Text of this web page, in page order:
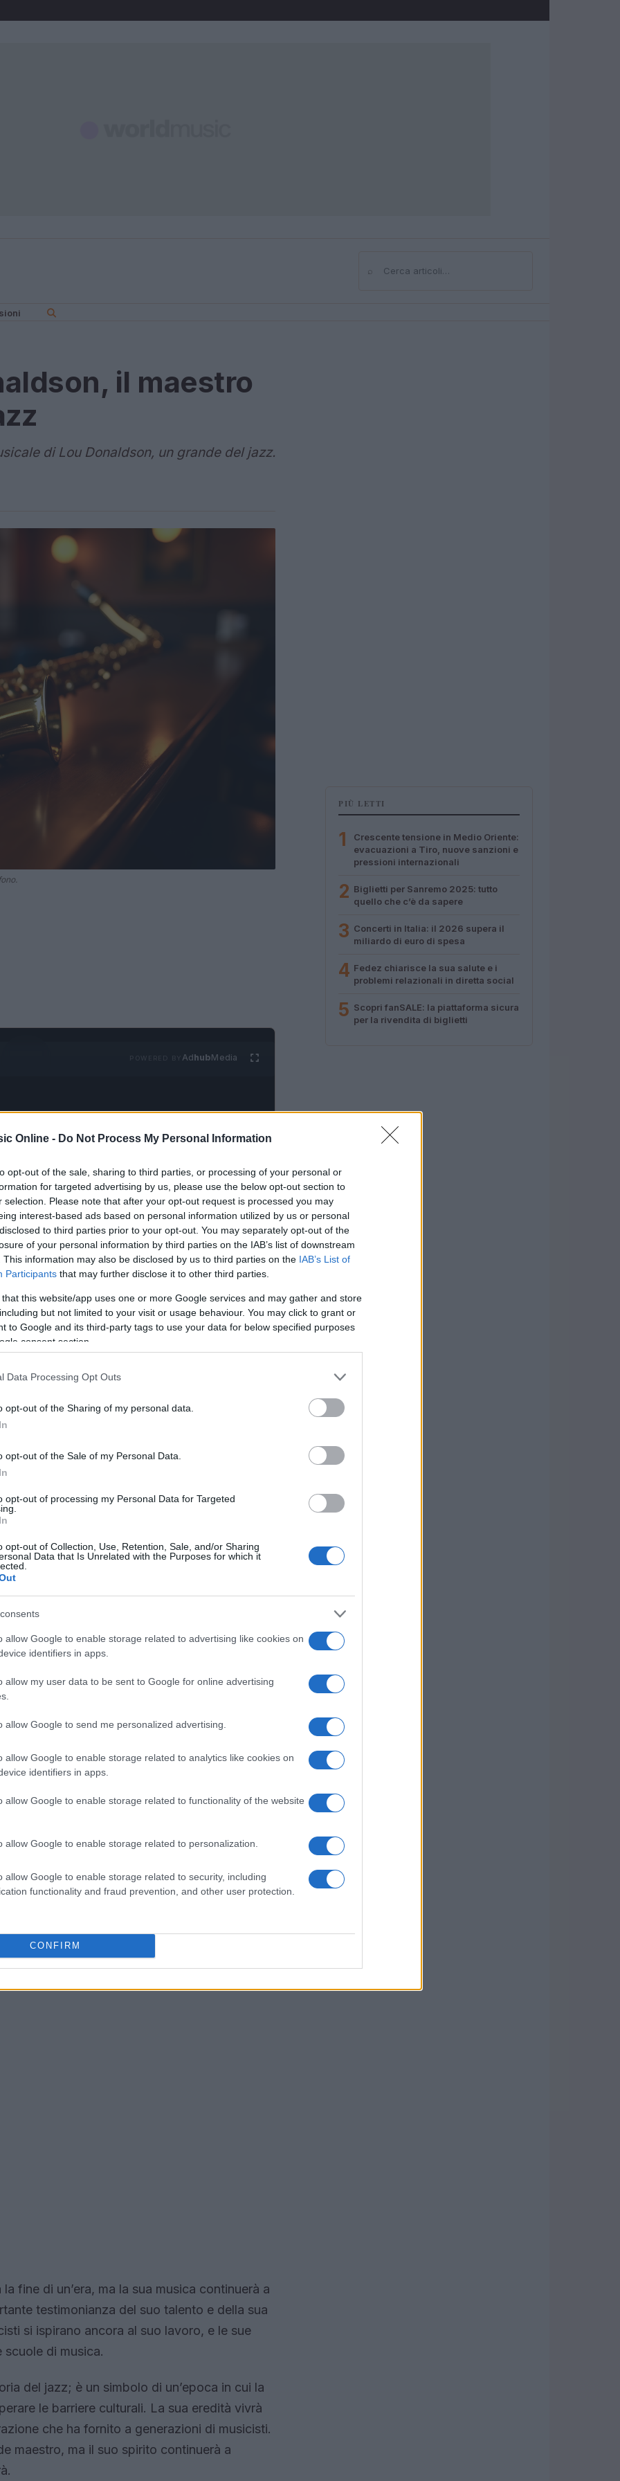
Online - Do Not Process My Personal Information
opt-out of the sale, sharing to third parties, or processing of your personal or
for targeted advertising by us, please use the below opt-out section to
selection. Please note that after your opt-out request is processed you may
interest-based ads based on personal information utilized by us or personal
to third parties prior to your opt-out. You may separately opt-out of the
of your personal information by third parties on the IAB’s list of downstream
This information may also be disclosed by us to third parties on the IAB’s List of
Participants that may further disclose it to other third parties.
that this website/app uses one or more Google services and may gather and store
but not limited to your visit or usage behaviour. You may click to grant or
to Google and its third-party tags to use your data for below specified purposes
consent section.
Data Processing Opt Outs
opt-out of the Sharing of my personal data.
opt-out of the Sale of my Personal Data.
opt-out of processing my Personal Data for Targeted
opt-out of Collection, Use, Retention, Sale, and/or Sharing
Data that Is Unrelated with the Purposes for which it
allow Google to enable storage related to advertising like cookies on
identifiers in apps.
allow my user data to be sent to Google for online advertising
allow Google to send me personalized advertising.
allow Google to enable storage related to analytics like cookies on
identifiers in apps.
allow Google to enable storage related to functionality of the website
allow Google to enable storage related to personalization.
allow Google to enable storage related to security, including
functionality and fraud prevention, and other user protection.
CONFIRM
⌕Cerca
il maestro
di Lou Donaldson, un grande del jazz.
POWERED BY AdhubMedia
è stato uno dei sassofonisti jazz più
avvenuta il 9 novembre a 98 anni, il
Donaldson ha iniziato la sua carriera
per il jazz, e ha saputo farsi notare grazie al
il sassofono contralto.
influenzata dai grandi del bebop, in
Donaldson ha collaborato con alcuni dei
Art Blakey. Insieme a Blakey, ha
che ha segnato un momento
Note
all’etichetta discografica Blue Note, con
Tra i suoi lavori più celebri ci sono
del 1967. Questi album non solo hanno
ma hanno anche contribuito a definire il
da una fusione di blues e soul, elementi
e amata da un vasto pubblico. Anche quando
tradizioni sudamericane, Donaldson ha
la sua versatilità e creatività.
fine di un’era, ma la sua musica continuerà a
testimonianza del suo talento e della sua
si ispirano ancora al suo lavoro, e le sue
di musica.
del jazz; è un simbolo di un’epoca in cui la
le barriere culturali. La sua eredità vivrà
che ha fornito a generazioni di musicisti.
maestro, ma il suo spirito continuerà a
PIÙ LETTI
1
Crescente tensione in Medio Oriente:
evacuazioni a Tiro, nuove sanzioni e
pressioni internazionali
2 Biglietti per Sanremo 2025: tutto
quello che c’è da sapere
3 Concerti in Italia: il 2026 supera il
miliardo di euro di spesa
4 Fedez chiarisce la sua salute e i
problemi relazionali in diretta social
5 Scopri fanSALE: la piattaforma sicura
per la rivendita di biglietti